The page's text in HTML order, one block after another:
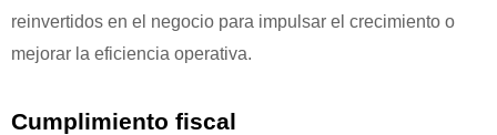
reinvertidos en el negocio para impulsar el crecimiento o
mejorar la eficiencia operativa.
Cumplimiento fiscal